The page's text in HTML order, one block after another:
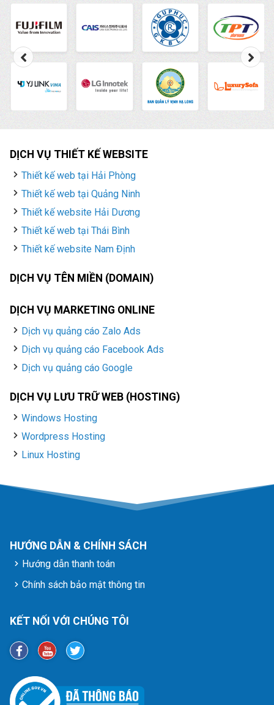
DỊCH VỤ THIẾT KẾ WEBSITE
Thiết kế web tại Hải Phòng
Thiết kế web tại Quảng Ninh
Thiết kế website Hải Dương
Thiết kế web tại Thái Bình
Thiết kế website Nam Định
DỊCH VỤ TÊN MIỀN (DOMAIN)
DỊCH VỤ MARKETING ONLINE
Dịch vụ quảng cáo Zalo Ads
Dịch vụ quảng cáo Facebook Ads
Dịch vụ quảng cáo Google
DỊCH VỤ LƯU TRỮ WEB (HOSTING)
Windows Hosting
Wordpress Hosting
Linux Hosting
HƯỚNG DẪN & CHÍNH SÁCH
Hướng dẫn thanh toán
Chính sách bảo mật thông tin
KẾT NỐI VỚI CHÚNG TÔI